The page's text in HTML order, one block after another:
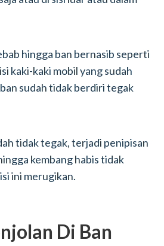
hingga ban bernasib seperti
kaki-kaki mobil yang sudah
sudah tidak berdiri tegak
tidak tegak, terjadi penipisan
kembang habis tidak
ini merugikan.
Di Ban